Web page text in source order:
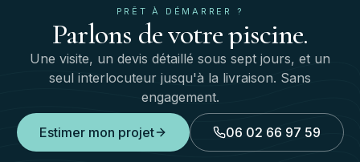
PRÊT À DÉMARRER ?
Parlons devotrepiscine.
Une visite, un devis détaillé sous sept jours, et un
seul interlocuteur jusqu'à la livraison. Sans
engagement.
Estimer mon projet 06 02 66 97 59